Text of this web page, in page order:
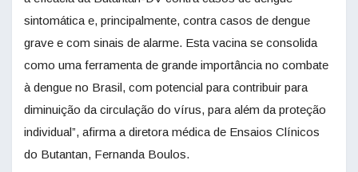
sintomática e, principalmente, contra casos de dengue
grave e com sinais de alarme. Esta vacina se consolida
como uma ferramenta de grande importância no combate
à dengue no Brasil, com potencial para contribuir para
diminuição da circulação do vírus, para além da proteção
individual”, afirma a diretora médica de Ensaios Clínicos
do Butantan, Fernanda Boulos.